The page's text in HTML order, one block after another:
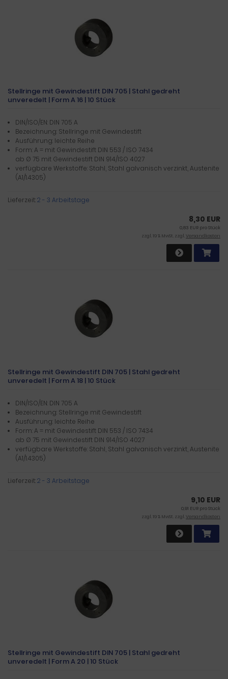
Stellringe mit Gewindestift DIN 705 | Stahl gedreht
unveredelt | Form A 16 | 10 Stück
DIN/ISO/EN: DIN 705 A
Bezeichnung: Stellringe mit Gewindestift
Ausführung: leichte Reihe
Form: A = mit Gewindestift DIN 553 / ISO 7434
ab Ø 75 mit Gewindestift DIN 914/ISO 4027
verfügbare Werkstoffe: Stahl, Stahl galvanisch verzinkt, Austenite
(A1/1.4305)
Lieferzeit:2 - 3 Arbeitstage
8,30 EUR
0,83 EUR pro Stück
zzgl. 19 % MwSt. zzgl.Versandkosten
Stellringe mit Gewindestift DIN 705 | Stahl gedreht
unveredelt | Form A 18 | 10 Stück
DIN/ISO/EN: DIN 705 A
Bezeichnung: Stellringe mit Gewindestift
Ausführung: leichte Reihe
Form: A = mit Gewindestift DIN 553 / ISO 7434
ab Ø 75 mit Gewindestift DIN 914/ISO 4027
verfügbare Werkstoffe: Stahl, Stahl galvanisch verzinkt, Austenite
(A1/1.4305)
Lieferzeit:2 - 3 Arbeitstage
9,10 EUR
0,91 EUR pro Stück
zzgl. 19 % MwSt. zzgl.Versandkosten
Stellringe mit Gewindestift DIN 705 | Stahl gedreht
unveredelt | Form A 20 | 10 Stück